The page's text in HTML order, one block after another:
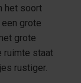
het soort
grote
grote
ruimte staat
rustiger.